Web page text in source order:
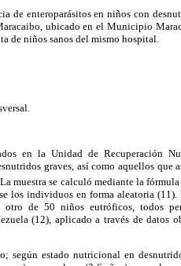
de enteroparásitos en niños con
ubicado en el Municipio
de niños sanos del mismo hospital.
en la Unidad de Recuperación
graves, así como aquellos que
muestra se calculó mediante la
los individuos en forma aleatoria (11).
de 50 niños eutróficos, todos
(12), aplicado a través de datos
según estado nutricional en